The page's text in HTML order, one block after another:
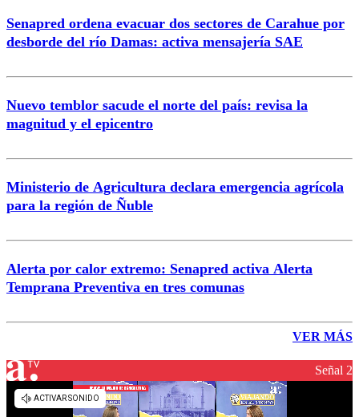
Senapred ordena evacuar dos sectores de Carahue por
desborde del río Damas: activa mensajería SAE
Nuevo temblor sacude el norte del país: revisa la
magnitud y el epicentro
Ministerio de Agricultura declara emergencia agrícola
para la región de Ñuble
Alerta por calor extremo: Senapred activa Alerta
Temprana Preventiva en tres comunas
VER MÁS
Señal 2